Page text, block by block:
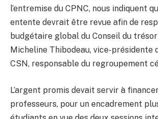
l’entremise du CPNC, nous indiquent
entente devrait être revue afin de
budgétaire global du Conseil du
Micheline Thibodeau, vice-présidente
CSN, responsable du regroupement
L’argent promis devait servir à
professeurs, pour un encadrement